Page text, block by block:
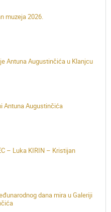
muzeja 2026.
Antuna Augustinčića u Klanjcu
Antuna Augustinčića
– Luka KIRIN – Kristijan
dana mira u Galeriji